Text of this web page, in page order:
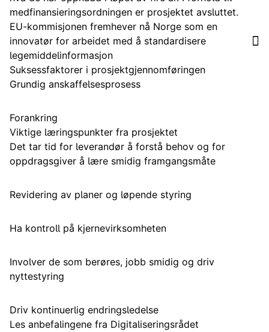
medfinansieringsordningen er prosjektet avsluttet.
EU-kommisjonen fremhever nå Norge som en
innovatør for arbeidet med å standardisere
legemiddelinformasjon
Suksessfaktorer i prosjektgjennomføringen
Grundig anskaffelsesprosess
Forankring
Viktige læringspunkter fra prosjektet
Det tar tid for leverandør å forstå behov og for
oppdragsgiver å lære smidig framgangsmåte
Revidering av planer og løpende styring
Ha kontroll på kjernevirksomheten
Involver de som berøres, jobb smidig og driv
nyttestyring
Driv kontinuerlig endringsledelse
Les anbefalingene fra Digitaliseringsrådet